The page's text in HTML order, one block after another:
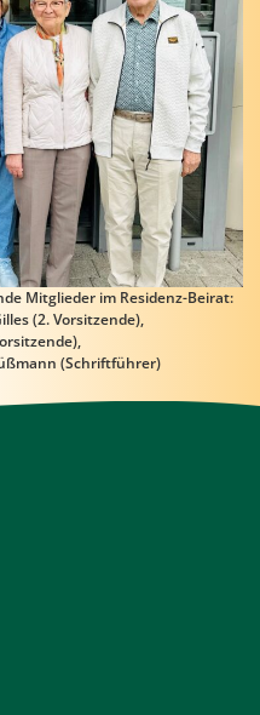
Mitglieder im Residenz-Beirat:
(2. Vorsitzende),
(Schriftführer)